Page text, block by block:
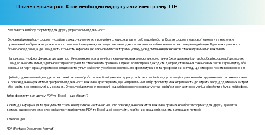
Повне керівництво: Коли необхідно надрукувати електронну ТТН
Важливість вибору формату для друку у професійній діяльності
Основна ідея вибору формату файлів для друку полягає в розумінні специфіки та потреб вашої роботи. Кожен формат має свої переваги та недоліки, і
правильний вибір може суттєво спростити ваші завдання, покращити взаємодію з колегами та забезпечити ефективну комунікацію. В умовах сучасного
бізнес-середовища, де швидкість і точність інформації є ключовими факторами успіху, усвідомлення цих нюансів стає надзвичайно важливим.
Наприклад, у сфері фінансів, де дані постійно змінюються, а точність є критично важливою, використання Excel для аналізу та обробки інформації дозволяє
швидко вносити зміни, здійснювати розрахунки та створювати прогнози. Однак, коли справа доходить до представлення фінансових звітів керівництву або
зовнішнім партнерам, перетворення цих звітів у PDF забезпечує збереження всього форматування та професійний вигляд, що створює позитивне враження.
Цей підхід не лише підвищує ефективність вашої роботи, але й зміцнює вашу репутацію як спеціаліста, що володіє сучасними інструментами та технологіями.
У повсякденному житті чи професійній діяльності важливо враховувати, що неправильний вибір формату може призвести до втрати часу, додаткових витрат
або навіть до непорозумінь у команді. Отже, усвідомлення переваг і недоліків кожного формату стає невід'ємною частиною успішної роботи в будь-якій сфері.
Вибір формату для друку: PDF vs. Excel — що обрати?
У світі, де інформація та документи стали невід’ємною частиною нашого повсякденного життя, важливо правильно обрати формат для друку. Давайте
детальніше розглянемо ключові аспекти вибору між PDF та Excel, щоб зрозуміти, який з них краще підходить для ваших потреб.
Ключові ідеї
PDF (Portable Document Format)